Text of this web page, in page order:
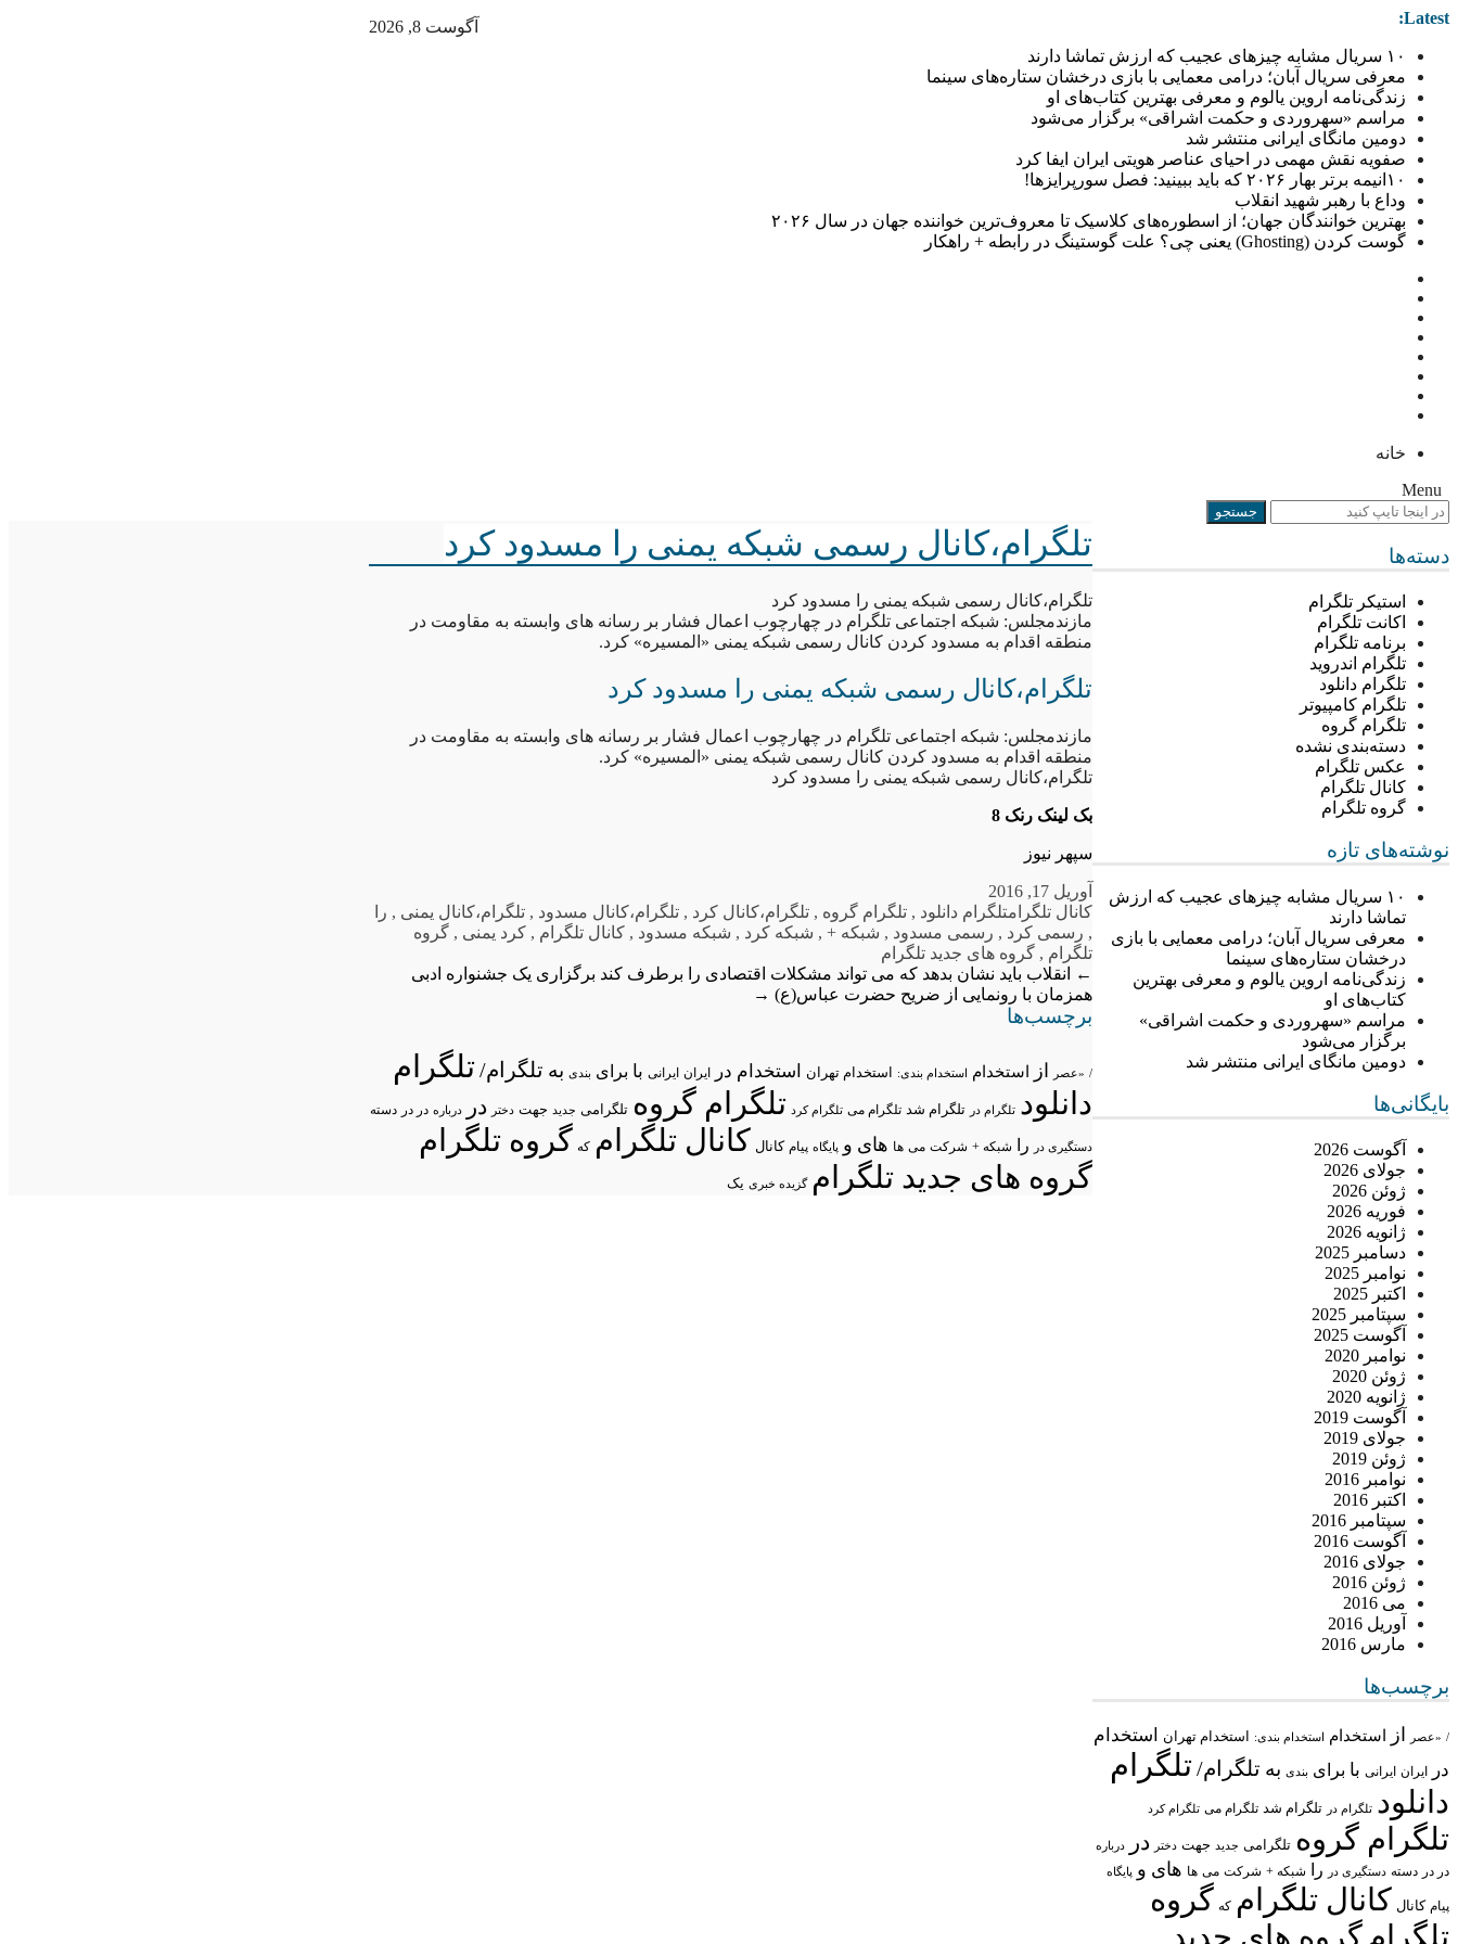
آگوست 8, 2026 Latest:
۱۰ سریال مشابه چیزهای عجیب که ارزش تماشا دارند
معرفی سریال آبان؛ درامی معمایی با بازی درخشان ستاره‌های سینما
زندگی‌نامه اروین یالوم و معرفی بهترین کتاب‌های او
مراسم «سهروردی و حکمت اشراقی» برگزار می‌شود
دومین مانگای ایرانی منتشر شد
صفویه نقش مهمی در احیای عناصر هویتی ایران ایفا کرد
۱۰انیمه برتر بهار ۲۰۲۶ که باید ببینید: فصل سورپرایزها!
وداع با رهبر شهید انقلاب
بهترین خوانندگان جهان؛ از اسطوره‌های کلاسیک تا معروف‌ترین خواننده جهان در سال ۲۰۲۶
گوست کردن (Ghosting) یعنی چی؟ علت گوستینگ در رابطه + راهکار
خانه
Menu
دسته‌ها
استیکر تلگرام
اکانت تلگرام
برنامه تلگرام
تلگرام اندروید
تلگرام دانلود
تلگرام کامپیوتر
تلگرام گروه
دسته‌بندی نشده
عکس تلگرام
کانال تلگرام
گروه تلگرام
نوشته‌های تازه
۱۰ سریال مشابه چیزهای عجیب که ارزش
تماشا دارند
معرفی سریال آبان؛ درامی معمایی با بازی
درخشان ستاره‌های سینما
زندگی‌نامه اروین یالوم و معرفی بهترین
کتاب‌های او
مراسم «سهروردی و حکمت اشراقی»
برگزار می‌شود
دومین مانگای ایرانی منتشر شد
بایگانی‌ها
آگوست 2026
جولای 2026
ژوئن 2026
فوریه 2026
ژانویه 2026
دسامبر 2025
نوامبر 2025
اکتبر 2025
سپتامبر 2025
آگوست 2025
نوامبر 2020
ژوئن 2020
ژانویه 2020
آگوست 2019
جولای 2019
ژوئن 2019
نوامبر 2016
اکتبر 2016
سپتامبر 2016
آگوست 2016
جولای 2016
ژوئن 2016
می 2016
آوریل 2016
مارس 2016
برچسب‌ها
/ «عصر از استخدام استخدام بندی: استخدام تهران
استخدام
در
ایران ایرانی با برای بندی به تلگرام/ تلگرام
دانلود تلگرام در تلگرام شد تلگرام می تلگرام کرد
تلگرام گروه تلگرامی جدید جهت دختر در درباره
در در دسته دستگیری در را شبکه + شرکت می ها های و پایگاه
پیام کانال کانال تلگرام که گروه
تلگرام گروه های جدید
تلگرام،کانال رسمی شبکه یمنی را مسدود کرد
تلگرام،کانال رسمی شبکه یمنی را مسدود کرد
مازندمجلس: شبکه اجتماعی تلگرام در چهارچوب اعمال فشار بر رسانه های وابسته به مقاومت در
منطقه اقدام به مسدود کردن کانال رسمی شبکه یمنی «المسیره» کرد.
تلگرام،کانال رسمی شبکه یمنی را مسدود کرد
مازندمجلس: شبکه اجتماعی تلگرام در چهارچوب اعمال فشار بر رسانه های وابسته به مقاومت در
منطقه اقدام به مسدود کردن کانال رسمی شبکه یمنی «المسیره» کرد.
تلگرام،کانال رسمی شبکه یمنی را مسدود کرد
بک لینک رنک 8
سپهر نیوز
آوریل 17, 2016
کانال تلگرامتلگرام دانلود , تلگرام گروه , تلگرام،کانال کرد , تلگرام،کانال مسدود , تلگرام،کانال یمنی , را
, رسمی کرد , رسمی مسدود , شبکه +, شبکه کرد , شبکه مسدود , کانال تلگرام , کرد یمنی , گروه
تلگرام , گروه های جدید تلگرام
←
انقلاب باید نشان بدهد که می تواند مشکلات اقتصادی را برطرف کند برگزاری یک جشنواره ادبی
همزمان با رونمایی از ضریح حضرت عباس(ع) →
برچسب‌ها
/ «عصر از استخدام استخدام بندی: استخدام تهران استخدام در ایران ایرانی با برای بندی به تلگرام/ تلگرام
دانلود تلگرام در تلگرام شد تلگرام می تلگرام کرد تلگرام گروه تلگرامی جدید جهت دختر در درباره در در دسته
دستگیری در را شبکه + شرکت می ها های و پایگاه پیام کانال کانال تلگرام که گروه تلگرام
گروه های جدید تلگرام گزیده خبری یک